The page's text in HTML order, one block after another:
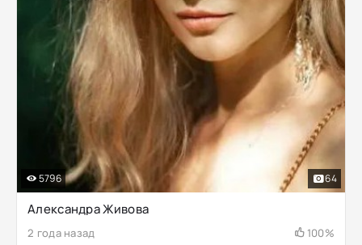
Александра Живова
2 года назад 100%
5796 64